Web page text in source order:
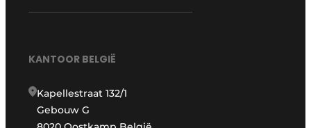
KANTOOR BELGIË
Kapellestraat 132/1
Gebouw G